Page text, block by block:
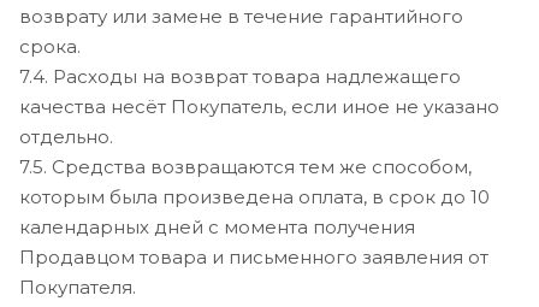
возврату или замене в течение гарантийного
срока.
7.4. Расходы на возврат товара надлежащего
качества несёт Покупатель, если иное не указано
отдельно.
7.5. Средства возвращаются тем же способом,
которым была произведена оплата, в срок до 10
календарных дней с момента получения
Продавцом товара и письменного заявления от
Покупателя.